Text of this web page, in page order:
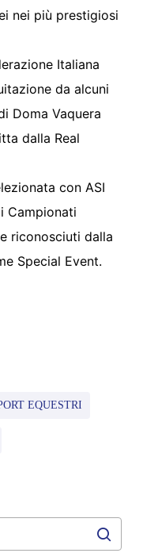
nei più prestigiosi
Italiana
da alcuni
Doma Vaquera
dalla Real
con ASI
Campionati
riconosciuti dalla
Special Event.
EQUESTRI